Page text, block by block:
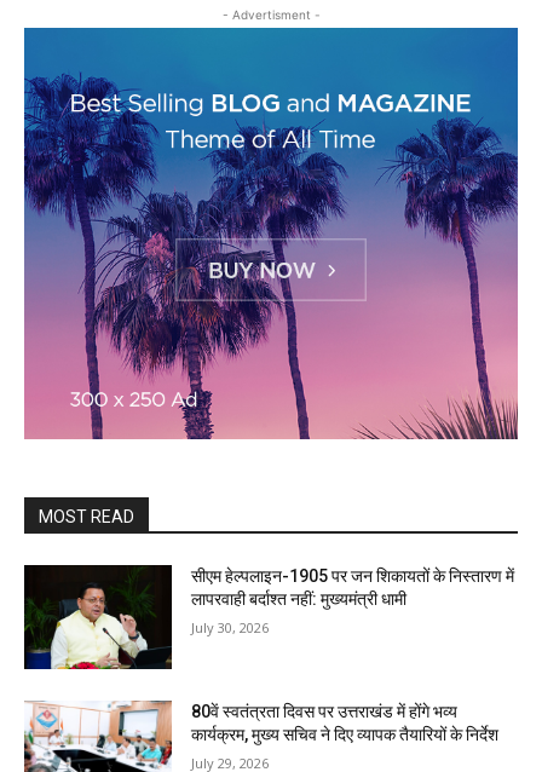
- Advertisment -
MOST READ
सीएम हेल्पलाइन-1905 पर जन शिकायतों के निस्तारण में
लापरवाही बर्दाश्त नहीं: मुख्यमंत्री धामी
July 30, 2026
80वें स्वतंत्रता दिवस पर उत्तराखंड में होंगे भव्य
कार्यक्रम, मुख्य सचिव ने दिए व्यापक तैयारियों के निर्देश
July 29, 2026